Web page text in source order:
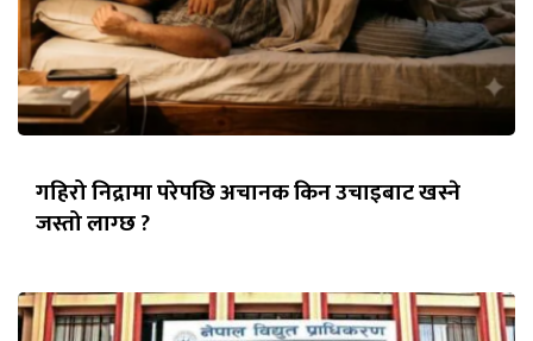
गहिरो निद्रामा परेपछि अचानक किन उचाइबाट खस्ने
जस्तो लाग्छ ?